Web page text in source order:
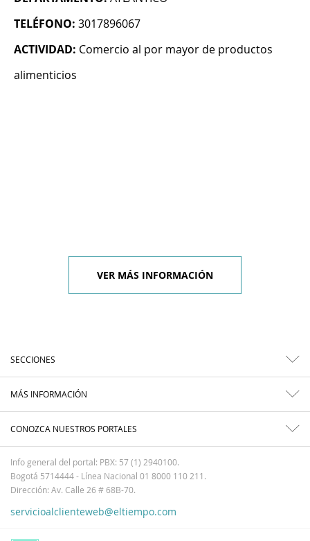
TELÉFONO: 3017896067
ACTIVIDAD: Comercio al por mayor de productos
alimenticios
VER MÁS INFORMACIÓN
SECCIONES
MÁS INFORMACIÓN
CONOZCA NUESTROS PORTALES
Info general del portal: PBX: 57 (1) 2940100.
Bogotá 5714444 - Línea Nacional 01 8000 110 211.
Dirección: Av. Calle 26 # 68B-70.
servicioalclienteweb@eltiempo.com